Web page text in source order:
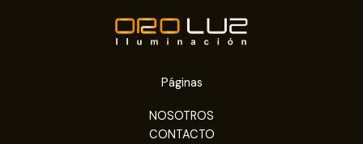
Páginas
NOSOTROS
CONTACTO